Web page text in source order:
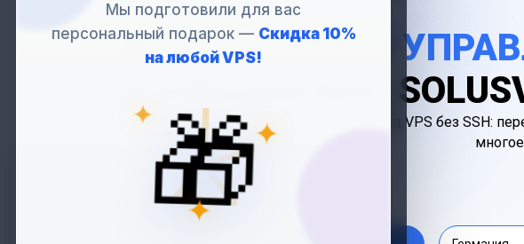
VPS СПАНЕЛЬЮ
— VMMANAGER,
Полный контроль над VPS без SSH:
Мы подготовили для вас
персональный подарок — Скидка 10%
на любой VPS!
✦
✦
✦
🎁